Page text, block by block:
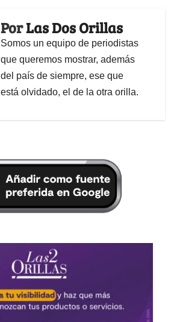
PorLas Dos Orillas
Somos un equipo de periodistas
que queremos mostrar, además
del país de siempre, ese que
está olvidado, el de la otra orilla.